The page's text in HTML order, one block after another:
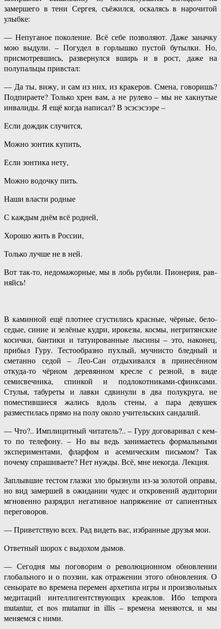
замершего в тени Сергея, съёжился, оскалясь в нарочитой
улыбке:
— Непуганое поколение. Всё себе позволяют. Даже заначку
мою выдули. – Погудел в горлышко пустой бутылки. Но,
присмотревшись, развернулся вширь и в рост, даже на
полупальцы привстал:
— Да ты, вижу, и сам из них, из кракеров. Смена, говоришь?
Подпираете? Только хрен вам, а не рулево – мы не хакнутые
инвалиды. Я ещё когда написал? В эсэсэсээре –
Если дождик случится,
Можно зонтик купить,
Если зонтика нету,
Можно водочку пить.
Наши власти родные
С каждым днём всё родней,
Хорошо жить в России,
Только лучше не в ней.
Вот так-то, недомажорные, мы в лобь рубили. Пионерия, рав-
няйсь!
В каминной ещё плотнее сгустились красные, чёрные, бело-
седые, синие и зелёные кудри, ирокезы, космы, негритянские
косички, бантики и татуированные лысины – это, наконец,
прибыл Гуру. Тестообразно пухлый, мучнисто бледный и
сметанно седой – Лео-Сан отдыхивался в принесённом
откуда-то чёрном деревянном кресле с резной, в виде
семисвечника, спинкой и подлокотниками-сфинксами.
Стулья, табуреты и лавки сдвинули в два полукруга, не
поместившиеся жались вдоль стены, а пара девушек
разместилась прямо на полу около учительских сандалий.
— Что?.. Имплицитный читатель?.. – Гуру договаривал с кем-
то по телефону. – Но вы ведь занимаетесь формальными
экспериментами, фларфом и асемическим письмом? Так
почему спрашиваете? Нет нужды. Всё, мне некогда. Лекция.
Заплывшие тестом глазки зло брызнули из-за золотой оправы,
но вид замершей в ожидании чудес и откровений аудитории
мгновенно разрядил негативное напряжение от сапиентных
переговоров.
— Приветствую всех. Рад видеть вас, избранные друзья мои.
Ответный шорох с выдохом дымов.
— Сегодня мы поговорим о революционном обновлении
глобального и о поэзии, как отражении этого обновления. О
сеньорате во времена перемен архетипа игры и произвольных
медитаций интеллигентствующих креаклов. Ибо tempora
mutantur, et nos mutamur in illis – времена меняются, и мы
меняемся с ними.